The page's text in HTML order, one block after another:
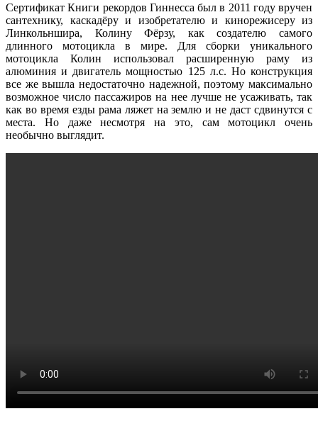
Сертификат Книги рекордов Гиннесса был в 2011 году вручен
сантехнику, каскадёру и изобретателю и кинорежисеру из
Линкольншира, Колину Фёрзу, как создателю самого
длинного мотоцикла в мире. Для сборки уникального
мотоцикла Колин использовал расширенную раму из
алюминия и двигатель мощностью 125 л.с. Но конструкция
все же вышла недостаточно надежной, поэтому максимально
возможное число пассажиров на нее лучше не усаживать, так
как во время езды рама ляжет на землю и не даст сдвинутся с
места. Но даже несмотря на это, сам мотоцикл очень
необычно выглядит.